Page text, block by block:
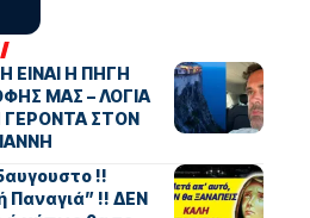
ΕΙΝΑΙ Η ΠΗΓΗ
ΜΑΣ – ΛΟΓΙΑ
ΓΕΡΟΝΤΑ ΣΤΟΝ
!!
Παναγιά” !! ΔΕΝ